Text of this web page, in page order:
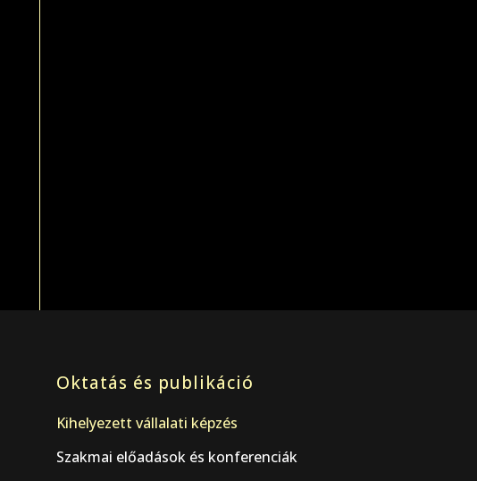
Oktatás és publikáció
Kihelyezett vállalati képzés
Szakmai előadások és konferenciák